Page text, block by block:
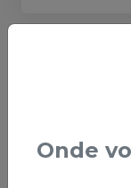
Você
Onde